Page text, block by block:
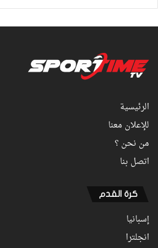
الرئيسية
للإعلان معنا
من نحن ؟
اتصل بنا
كرة القدم
إسبانيا
انجلترا